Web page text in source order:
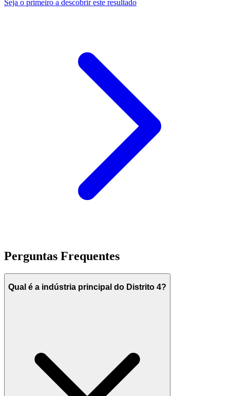
Seja o primeiro a descobrir este resultado
Perguntas Frequentes
Qual é a indústria principal do Distrito 4?